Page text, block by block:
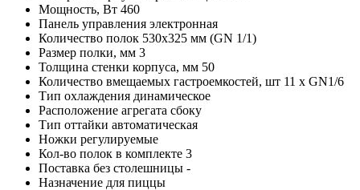
Мощность, Вт 460
Панель управления электронная
Количество полок 530х325 мм (GN 1/1)
Размер полки, мм 3
Толщина стенки корпуса, мм 50
Количество вмещаемых гастроемкостей, шт 11 x GN1/6
Тип охлаждения динамическое
Расположение агрегата сбоку
Тип оттайки автоматическая
Ножки регулируемые
Кол-во полок в комплекте 3
Поставка без столешницы -
Назначение для пиццы